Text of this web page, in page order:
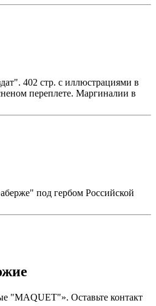
402 стр. с иллюстрациями в
переплете. Маргиналии в
под гербом Российской
Оставьте контакт